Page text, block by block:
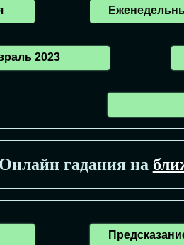
2023
Онлайн гадания на